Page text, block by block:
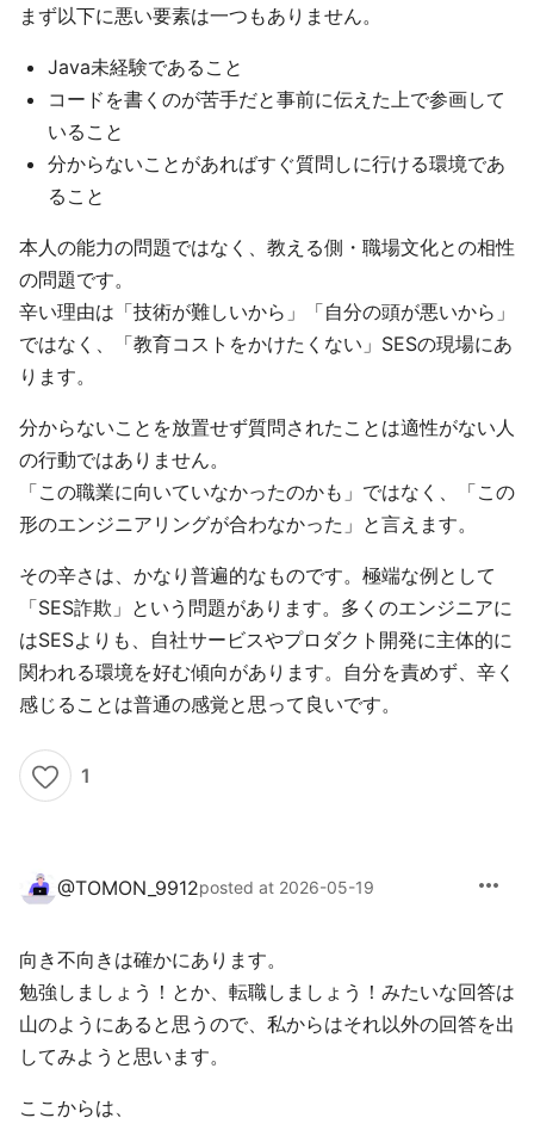
まず以下に悪い要素は一つもありません。
Java未経験であること
コードを書くのが苦手だと事前に伝えた上で参画して
いること
分からないことがあればすぐ質問しに行ける環境であ
ること
本人の能力の問題ではなく、教える側・職場文化との相性
の問題です。
辛い理由は「技術が難しいから」「自分の頭が悪いから」
ではなく、「教育コストをかけたくない」SESの現場にあ
ります。
分からないことを放置せず質問されたことは適性がない人
の行動ではありません。
「この職業に向いていなかったのかも」ではなく、「この
形のエンジニアリングが合わなかった」と言えます。
その辛さは、かなり普遍的なものです。極端な例として
「SES詐欺」という問題があります。多くのエンジニアに
はSESよりも、自社サービスやプロダクト開発に主体的に
関われる環境を好む傾向があります。自分を責めず、辛く
感じることは普通の感覚と思って良いです。
1
@TOMON_9912posted at 2026-05-19 more_horiz
向き不向きは確かにあります。
勉強しましょう！とか、転職しましょう！みたいな回答は
山のようにあると思うので、私からはそれ以外の回答を出
してみようと思います。
ここからは、